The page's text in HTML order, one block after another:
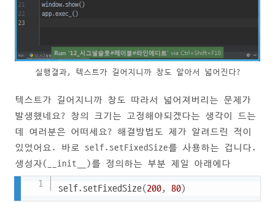
실행결과, 텍스트가 길어지니까 창도 알아서 넓어진다?
텍스트가 길어지니까 창도 따라서 넓어져버리는 문제가
발생했네요? 창의 크기는 고정해야되겠다는 생각이 드는
데 여러분은 어떠세요? 해결방법도 제가 알려드린 적이
있었어요. 바로 self.setFixedSize를 사용하는 겁니다.
생성자(__init__)를 정의하는 부분 제일 아래에다
self. setFixedSize(200, 80)